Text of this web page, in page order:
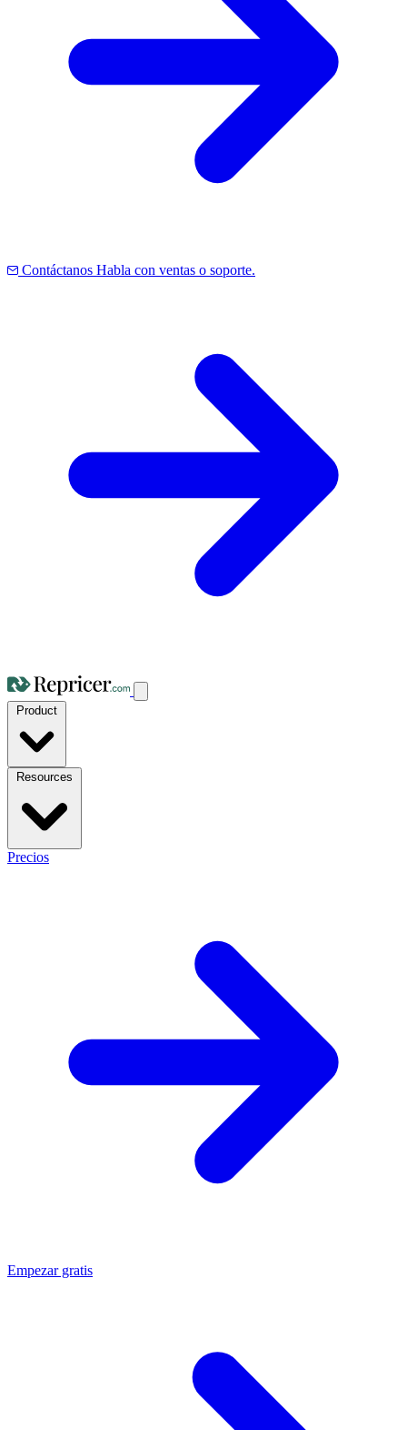
Contáctanos Habla con ventas o soporte.
Precios
Empezar gratis